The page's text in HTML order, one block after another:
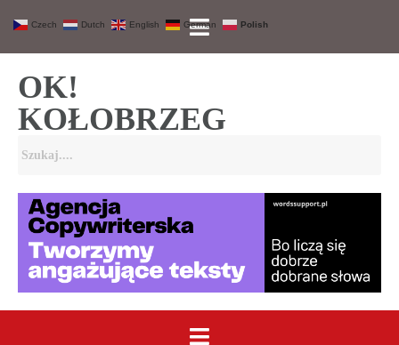
OK!
KOŁOBRZEG
Czech Dutch English German Polish